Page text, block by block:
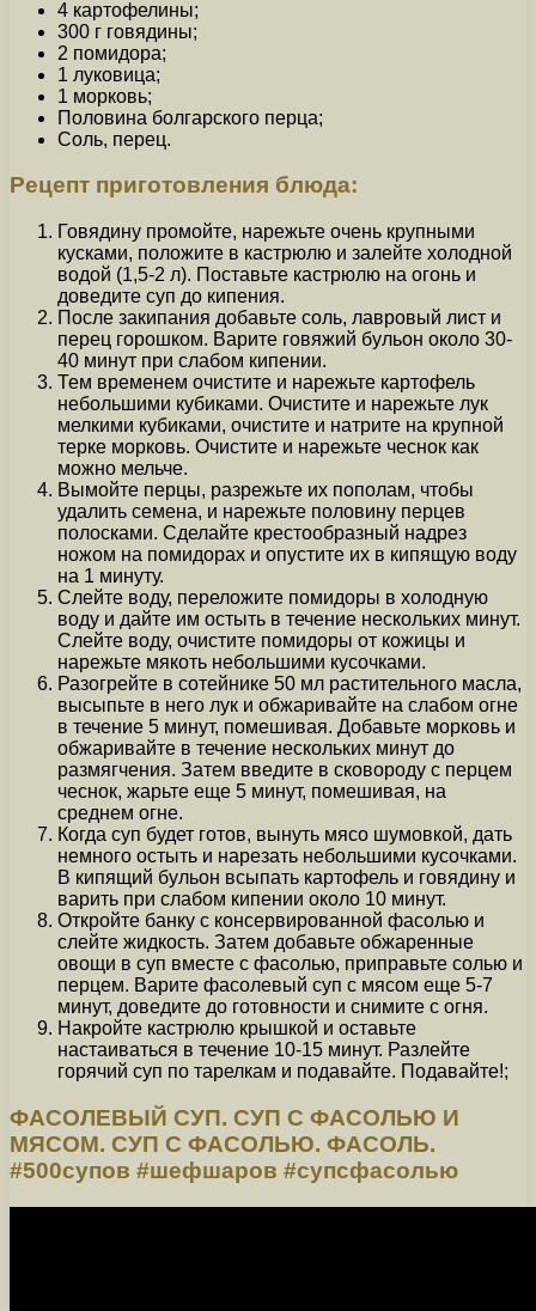
4 картофелины;
300 г говядины;
2 помидора;
1 луковица;
1 морковь;
Половина болгарского перца;
Соль, перец.
Рецепт приготовления блюда:
Говядину промойте, нарежьте очень крупными
кусками, положите в кастрюлю и залейте холодной
водой (1,5-2 л). Поставьте кастрюлю на огонь и
доведите суп до кипения.
После закипания добавьте соль, лавровый лист и
перец горошком. Варите говяжий бульон около 30-
40 минут при слабом кипении.
Тем временем очистите и нарежьте картофель
небольшими кубиками. Очистите и нарежьте лук
мелкими кубиками, очистите и натрите на крупной
терке морковь. Очистите и нарежьте чеснок как
можно мельче.
Вымойте перцы, разрежьте их пополам, чтобы
удалить семена, и нарежьте половину перцев
полосками. Сделайте крестообразный надрез
ножом на помидорах и опустите их в кипящую воду
на 1 минуту.
Слейте воду, переложите помидоры в холодную
воду и дайте им остыть в течение нескольких минут.
Слейте воду, очистите помидоры от кожицы и
нарежьте мякоть небольшими кусочками.
Разогрейте в сотейнике 50 мл растительного масла,
высыпьте в него лук и обжаривайте на слабом огне
в течение 5 минут, помешивая. Добавьте морковь и
обжаривайте в течение нескольких минут до
размягчения. Затем введите в сковороду с перцем
чеснок, жарьте еще 5 минут, помешивая, на
среднем огне.
Когда суп будет готов, вынуть мясо шумовкой, дать
немного остыть и нарезать небольшими кусочками.
В кипящий бульон всыпать картофель и говядину и
варить при слабом кипении около 10 минут.
Откройте банку с консервированной фасолью и
слейте жидкость. Затем добавьте обжаренные
овощи в суп вместе с фасолью, приправьте солью и
перцем. Варите фасолевый суп с мясом еще 5-7
минут, доведите до готовности и снимите с огня.
Накройте кастрюлю крышкой и оставьте
настаиваться в течение 10-15 минут. Разлейте
горячий суп по тарелкам и подавайте. Подавайте!;
ФАСОЛЕВЫЙ СУП. СУП С ФАСОЛЬЮ И
МЯСОМ. СУП С ФАСОЛЬЮ. ФАСОЛЬ.
#500супов #шефшаров #супсфасолью